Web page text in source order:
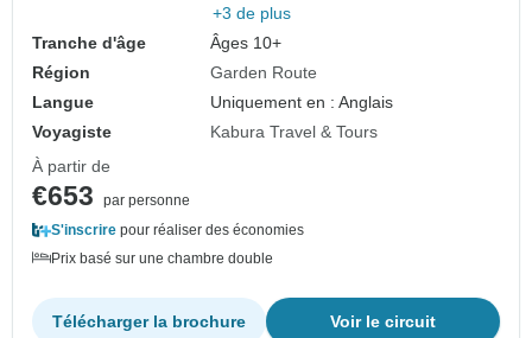
+3 de plus
Tranche d'âge
Âges 10+
Région
Garden Route
Langue
Uniquement en : Anglais
Voyagiste
Kabura Travel & Tours
À partir de
€653
par personne
S'inscrire pour réaliser des économies
Prix basé sur une chambre double
Voir le circuit
Télécharger la brochure